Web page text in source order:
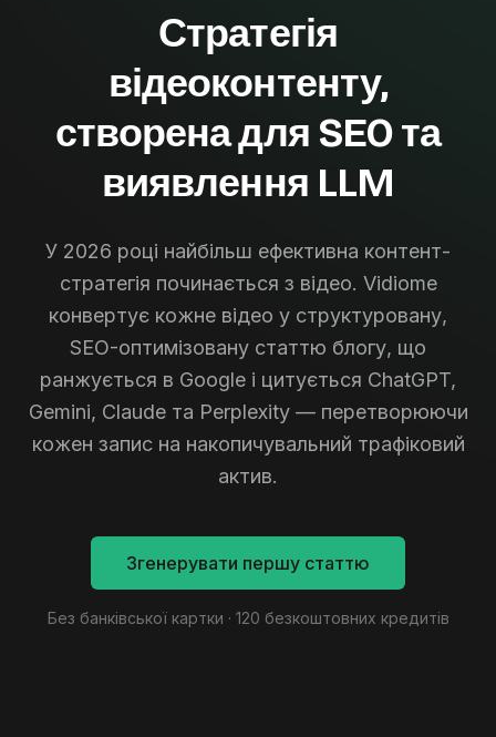
Стратегія
відеоконтенту,
створена для SEO та
виявлення LLM
У 2026 році найбільш ефективна контент-
стратегія починається з відео. Vidiome
конвертує кожне відео у структуровану,
SEO-оптимізовану статтю блогу, що
ранжується в Google і цитується ChatGPT,
Gemini, Claude та Perplexity — перетворюючи
кожен запис на накопичувальний трафіковий
актив.
Згенерувати першу статтю
Без банківської картки · 120 безкоштовних кредитів